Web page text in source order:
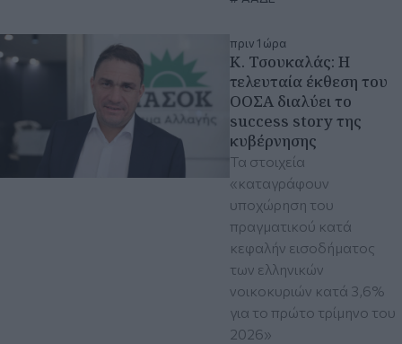
πριν 1 ώρα
Κ. Τσουκαλάς: Η
τελευταία έκθεση του
ΟΟΣΑ διαλύει το
success story της
κυβέρνησης
Τα στοιχεία
«καταγράφουν
υποχώρηση του
πραγματικού κατά
κεφαλήν εισοδήματος
των ελληνικών
νοικοκυριών κατά 3,6%
για το πρώτο τρίμηνο του
2026»